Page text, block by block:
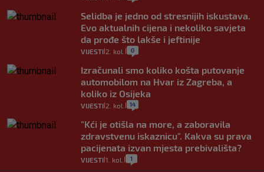
Selidba je jedno od stresnijih iskustava.
Evo aktualnih cijena i nekoliko savjeta
da prođe što lakše i jeftinije
VIJESTI 2. kol. 0
Izračunali smo koliko košta putovanje
automobilom na Hvar iz Zagreba, a
koliko iz Osijeka
VIJESTI 2. kol. 14
"Kći je otišla na more, a zaboravila
zdravstvenu iskaznicu". Kakva su prava
pacijenata izvan mjesta prebivališta?
VIJESTI 1. kol. 1